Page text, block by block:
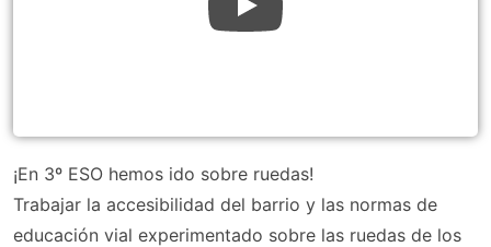
¡En 3º ESO hemos ido sobre ruedas!
Trabajar la accesibilidad del barrio y las normas de
educación vial experimentado sobre las ruedas de los